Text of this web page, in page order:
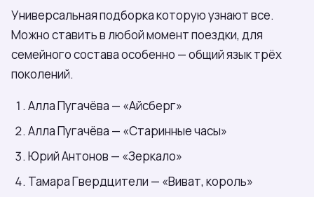
Универсальная подборка которую узнают все.
Можно ставить в любой момент поездки, для
семейного состава особенно — общий язык трёх
поколений.
Алла Пугачёва — «Айсберг»
Алла Пугачёва — «Старинные часы»
Юрий Антонов — «Зеркало»
Тамара Гвердцители — «Виват, король»